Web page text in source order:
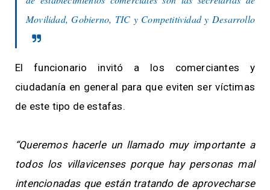
Movilidad, Gobierno, TIC y Competitividad y Desarrollo
El funcionario invitó a los comerciantes y
ciudadanía en general para que eviten ser víctimas
de este tipo de estafas.
“Queremos hacerle un llamado muy importante a
todos los villavicenses porque hay personas mal
intencionadas que están tratando de aprovecharse